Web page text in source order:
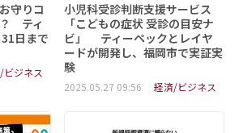
守りコ
？ ティ
日まで
ビジネス
小児科受診判断支援サービス
「こどもの症状 受診の目安ナ
ビ」 ティーペックとレイヤ
ードが開発し、福岡市で実証実
験
2025.05.27 09:56 経済/ビジネス